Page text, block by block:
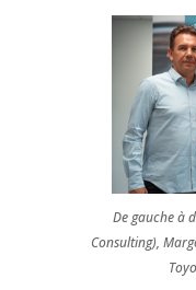
De gauche à
Consulting),